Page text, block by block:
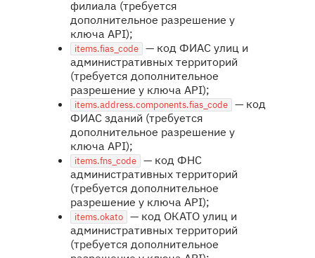
филиала (требуется
дополнительное разрешение у
ключа API);
items.fias_code — код ФИАС улиц и
административных территорий
(требуется дополнительное
разрешение у ключа API);
items.address.components.fias_code — код
ФИАС зданий (требуется
дополнительное разрешение у
ключа API);
items.fns_code — код ФНС
административных территорий
(требуется дополнительное
разрешение у ключа API);
items.okato — код ОКАТО улиц и
административных территорий
(требуется дополнительное